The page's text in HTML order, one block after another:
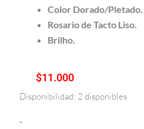
Color Dorado/Pletado.
Rosario de Tacto Liso.
Brilho.
$11.000
Disponibilidad: 2 disponibles
-
Rosario
de